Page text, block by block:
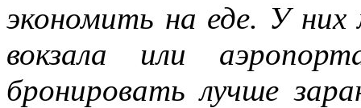
экономить на еде. У
вокзала или
бронировать лучше